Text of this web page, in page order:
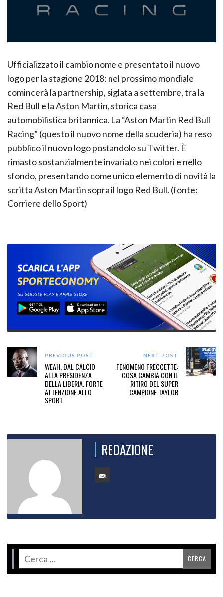
Ufficializzato il cambio nome e presentato il nuovo
logo per la stagione 2018: nel prossimo mondiale
comincerà la partnership, siglata a settembre, tra la
Red Bull e la Aston Martin, storica casa
automobilistica britannica. La “Aston Martin Red Bull
Racing” (questo il nuovo nome della scuderia) ha reso
pubblico il nuovo logo postandolo su Twitter. È
rimasto sostanzialmente invariato nei colori e nello
sfondo, presentando come unico elemento di novità la
scritta Aston Martin sopra il logo Red Bull. (fonte:
Corriere dello Sport)
PREVIOUS POST
WEAH, DAL CALCIO
ALLA PRESIDENZA
DELLA LIBERIA. FORTE
ATTENZIONE ALLO
SPORT
NEXT POST
FENOMENO FRECCETTE:
COSA CAMBIA CON IL
RITIRO DEL SUPER
CAMPIONE TAYLOR
REDAZIONE